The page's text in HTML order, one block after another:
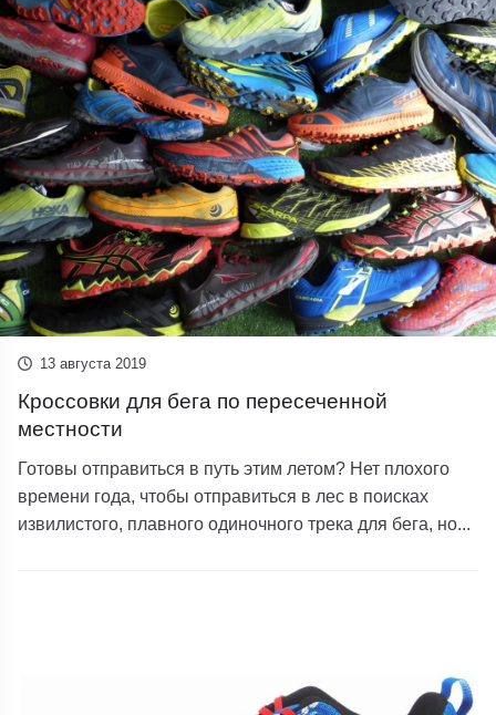
13 августа 2019
Кроссовки для бега по пересеченной
местности
Готовы отправиться в путь этим летом? Нет плохого
времени года, чтобы отправиться в лес в поисках
извилистого, плавного одиночного трека для бега, но...